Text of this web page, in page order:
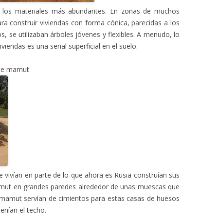
materiales más abundantes. En zonas de muchos
construir viviendas con forma cónica, parecidas a los
se utilizaban árboles jóvenes y flexibles. A menudo, lo
es una señal superficial en el suelo.
mamut
vivían en parte de lo que ahora es Rusia construían sus
en grandes paredes alrededor de unas muescas que
servían de cimientos para estas casas de huesos
el techo.